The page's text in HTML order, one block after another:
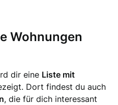
Wohnungen
dir eine Liste mit
Dort findest du auch
, die für dich interessant